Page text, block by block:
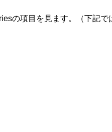
の項目を見ます。（下記で